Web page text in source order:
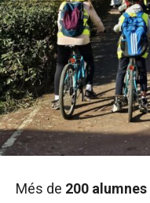
Més de 200 alumnes